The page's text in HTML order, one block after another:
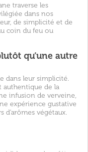
traverse les
dans nos
de simplicité et de
coin du feu ou
qu’une autre
dans leur simplicité.
authentique de la
infusion de verveine,
expérience gustative
d’arômes végétaux.